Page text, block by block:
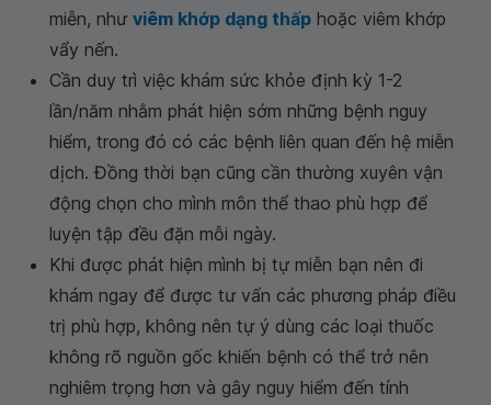
miễn, như viêm khớp dạng thấp hoặc viêm khớp
vẩy nến.
Cần duy trì việc khám sức khỏe định kỳ 1-2
lần/năm nhằm phát hiện sớm những bệnh nguy
hiểm, trong đó có các bệnh liên quan đến hệ miễn
dịch. Đồng thời bạn cũng cần thường xuyên vận
động chọn cho mình môn thể thao phù hợp để
luyện tập đều đặn mỗi ngày.
Khi được phát hiện mình bị tự miễn bạn nên đi
khám ngay để được tư vấn các phương pháp điều
trị phù hợp, không nên tự ý dùng các loại thuốc
không rõ nguồn gốc khiến bệnh có thể trở nên
nghiêm trọng hơn và gây nguy hiểm đến tính